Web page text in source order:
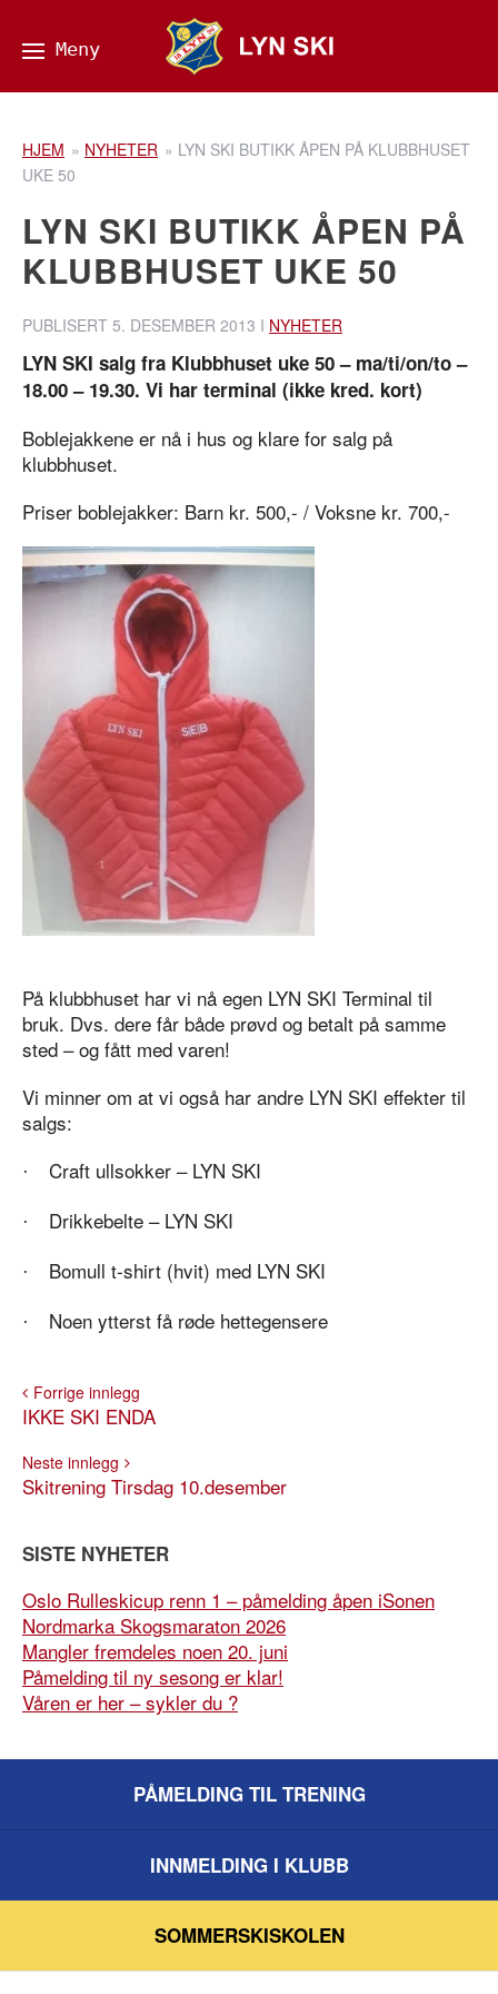
HJEM » NYHETER » LYN SKI BUTIKK ÅPEN PÅ KLUBBHUSET
UKE 50
LYN SKI BUTIKK ÅPEN PÅ
KLUBBHUSET UKE 50
PUBLISERT 5. DESEMBER 2013 I NYHETER
LYN SKI salg fra Klubbhuset uke 50 – ma/ti/on/to –
18.00 – 19.30. Vi har terminal (ikke kred. kort)
Boblejakkene er nå i hus og klare for salg på
klubbhuset.
Priser boblejakker: Barn kr. 500,- / Voksne kr. 700,-
På klubbhuset har vi nå egen LYN SKI Terminal til
bruk. Dvs. dere får både prøvd og betalt på samme
sted – og fått med varen!
Vi minner om at vi også har andre LYN SKI effekter til
salgs:
· Craft ullsokker – LYN SKI
· Drikkebelte – LYN SKI
· Bomull t-shirt (hvit) med LYN SKI
· Noen ytterst få røde hettegensere
Forrige innlegg
IKKE SKI ENDA
Neste innlegg
Skitrening Tirsdag 10.desember
SISTE NYHETER
Oslo Rulleskicup renn 1 – påmelding åpen iSonen
Nordmarka Skogsmaraton 2026
Mangler fremdeles noen 20. juni
Påmelding til ny sesong er klar!
Våren er her – sykler du ?
PÅMELDING TIL TRENING
INNMELDING I KLUBB
SOMMERSKISKOLEN